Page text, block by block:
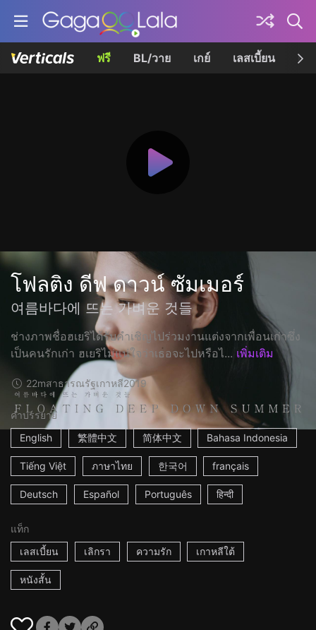
ฟรี BL/วาย เกย์ เลสเบี้ยน เค
โฟลติง ดีฟ ดาวน์ ซัมเมอร์
여름바다에 뜨는 가벼운 것들
ช่างภาพชื่อฮเยริได้รับคำเชิญไปร่วมงานแต่งจากเพื่อนเก่าซึ่ง
เป็นคนรักเก่า ฮเยริไม่แน่ใจว่าเธอจะไปหรือไ... เพิ่มเติม
22mสาธารณรัฐเกาหลี2019
คำบรรยาย
English
繁體中文 简体中文 Bahasa Indonesia
Tiếng Việt ภาษาไทย 한국어 français
Deutsch Español Português हिन्दी
แท็ก
เลสเบี้ยน
เลิกรา ความรัก เกาหลีใต้
หนังสั้น